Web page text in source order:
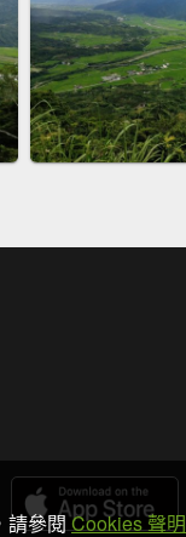
請參閱Cookies 聲明